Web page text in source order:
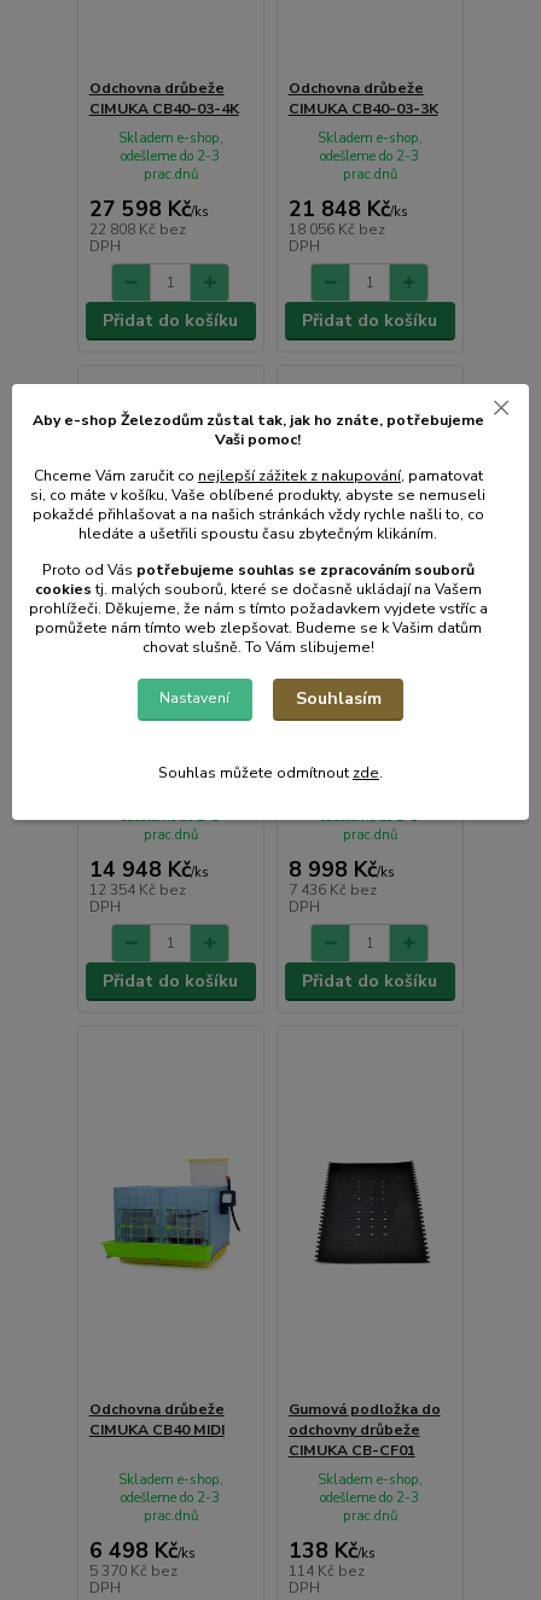
Odchovna drůbeže
CIMUKA CB40-03-4K
27 598 Kč/ks
22 808 Kč bez
DPH
Skladem e-shop,
odešleme do 2-3
prac.dnů
Přidat do košíku
Odchovna drůbeže
CIMUKA CB40-03-3K
21 848 Kč/ks
18 056 Kč bez
DPH
Skladem e-shop,
odešleme do 2-3
prac.dnů
Přidat do košíku
CIMUKA CB40-03-2K
14 948 Kč/ks
12 354 Kč bez
DPH
odešleme do 2-3
prac.dnů
Přidat do košíku
CIMUKA CB40-03-1K
8 998 Kč/ks
7 436 Kč bez
DPH
odešleme do 2-3
prac.dnů
Přidat do košíku
Odchovna drůbeže
CIMUKA CB40 MIDI
6 498 Kč/ks
5 370 Kč bez
DPH
Skladem e-shop,
odešleme do 2-3
prac.dnů
Gumová podložka do
odchovny drůbeže
CIMUKA CB-CF01
138 Kč/ks
114 Kč bez
DPH
Skladem e-shop,
odešleme do 2-3
prac.dnů
Aby e-shop Železodům zůstal tak, jak ho znáte, potřebujeme
Vaši pomoc!
Chceme Vám zaručit co nejlepší zážitek z nakupování, pamatovat
si, co máte v košíku, Vaše oblíbené produkty, abyste se nemuseli
pokaždé přihlašovat a na našich stránkách vždy rychle našli to, co
hledáte a ušetřili spoustu času zbytečným klikáním.
Proto od Vás potřebujeme souhlas se zpracováním souborů
cookiestj. malých souborů, které se dočasně ukládají na Vašem
prohlížeči. Děkujeme, že nám s tímto požadavkem vyjdete vstříc a
pomůžete nám tímto web zlepšovat. Budeme se k Vašim datům
chovat slušně. To Vám slibujeme!
Nastavení Souhlasím
Souhlas můžete odmítnout zde.